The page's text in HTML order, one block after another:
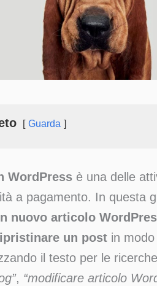
Guarda
WordPress è una delle
a pagamento. In questa
nuovo articolo
un post in
il testo per le
, “modificare articolo